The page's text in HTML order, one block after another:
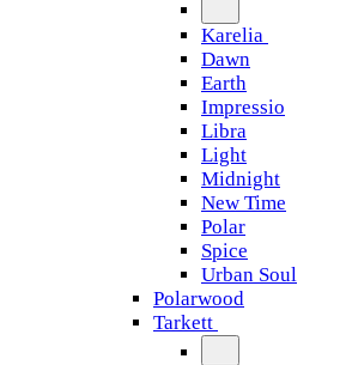
Karelia
Dawn
Earth
Impressio
Libra
Light
Midnight
New Time
Polar
Spice
Urban Soul
Polarwood
Tarkett